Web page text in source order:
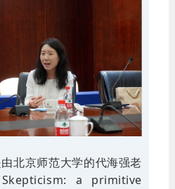
北京师范大学的代海强老
a primitive